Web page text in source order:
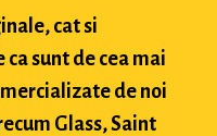
cat si
sunt de cea mai
de noi
Glass, Saint